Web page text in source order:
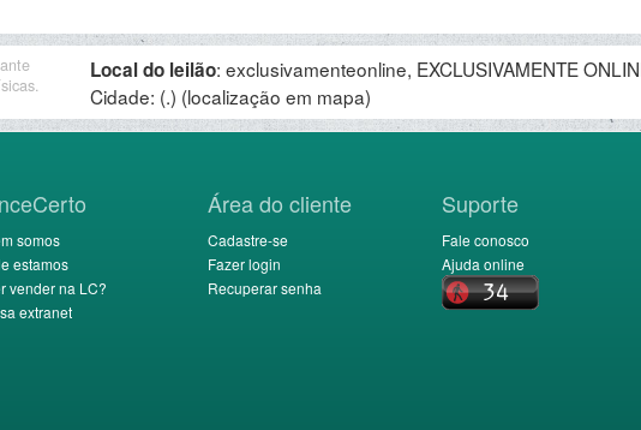
Local do leilão: exclusivamenteonline, EXCLUSIVAMENTE
Cidade: (.) (localização em mapa)
somos
estamos
vender na LC?
extranet
Área do cliente
Cadastre-se
Fazer login
Recuperar senha
Suporte
Fale conosco
Ajuda online